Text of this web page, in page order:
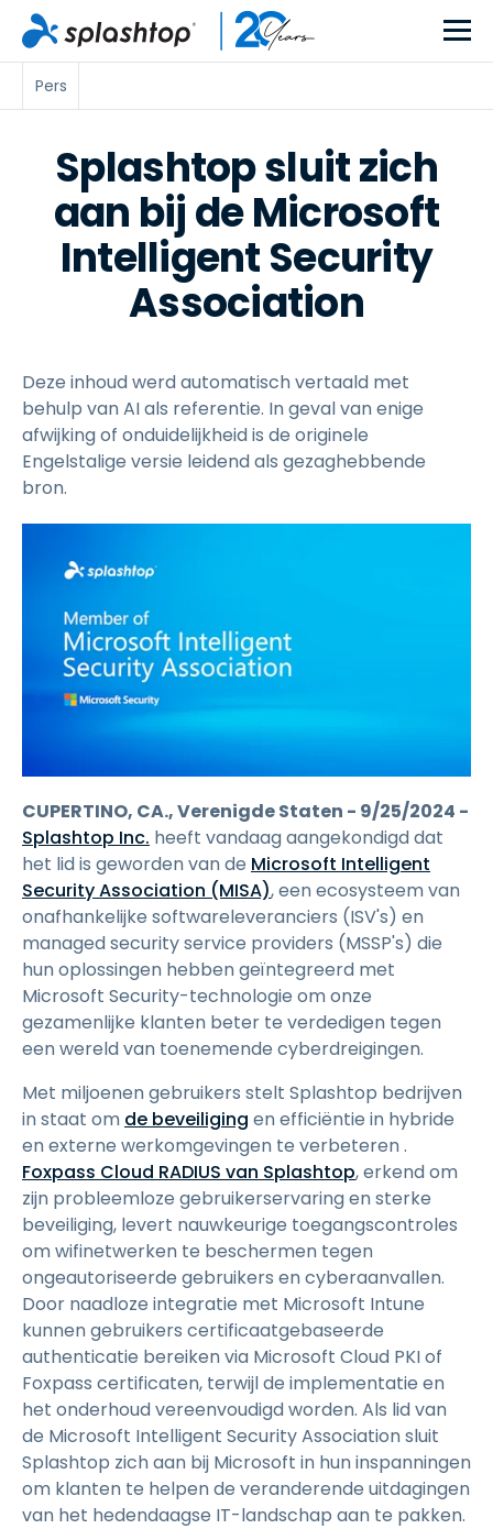
Pers
Splashtop sluit zich
aan bij de Microsoft
Intelligent Security
Association
Deze inhoud werd automatisch vertaald met
behulp van AI als referentie. In geval van enige
afwijking of onduidelijkheid is de originele
Engelstalige versie leidend als gezaghebbende
bron.
CUPERTINO, CA., Verenigde Staten - 9/25/2024 -
Splashtop Inc. heeft vandaag aangekondigd dat
het lid is geworden van de Microsoft Intelligent
Security Association (MISA), een ecosysteem van
onafhankelijke softwareleveranciers (ISV's) en
managed security service providers (MSSP's) die
hun oplossingen hebben geïntegreerd met
Microsoft Security-technologie om onze
gezamenlijke klanten beter te verdedigen tegen
een wereld van toenemende cyberdreigingen.
Met miljoenen gebruikers stelt Splashtop bedrijven
in staat om de beveiliging en efficiëntie in hybride
en externe werkomgevingen te verbeteren .
Foxpass Cloud RADIUS van Splashtop, erkend om
zijn probleemloze gebruikerservaring en sterke
beveiliging, levert nauwkeurige toegangscontroles
om wifinetwerken te beschermen tegen
ongeautoriseerde gebruikers en cyberaanvallen.
Door naadloze integratie met Microsoft Intune
kunnen gebruikers certificaatgebaseerde
authenticatie bereiken via Microsoft Cloud PKI of
Foxpass certificaten, terwijl de implementatie en
het onderhoud vereenvoudigd worden. Als lid van
de Microsoft Intelligent Security Association sluit
Splashtop zich aan bij Microsoft in hun inspanningen
om klanten te helpen de veranderende uitdagingen
van het hedendaagse IT-landschap aan te pakken.